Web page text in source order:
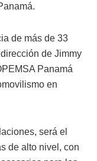
de más de 33
de Jimmy
Panamá
en
será el
de alto nivel, con